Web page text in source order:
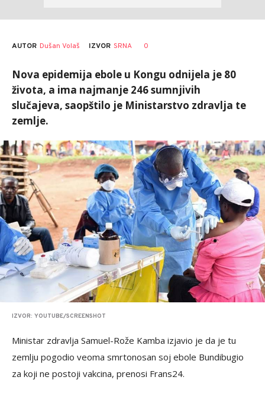
AUTOR Dušan Volaš IZVOR SRNA 0
Nova epidemija ebole u Kongu odnijela je 80
života, a ima najmanje 246 sumnjivih
slučajeva, saopštilo je Ministarstvo zdravlja te
zemlje.
IZVOR: YOUTUBE/SCREENSHOT
Ministar zdravlja Samuel-Rože Kamba izjavio je da je tu
zemlju pogodio veoma smrtonosan soj ebole Bundibugio
za koji ne postoji vakcina, prenosi Frans24.